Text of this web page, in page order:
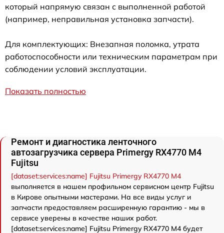
который напрямую связан с выполненной работой
(например, неправильная установка запчасти).
Для комплектующих: Внезапная поломка, утрата
работоспособности или техническим параметрам при
соблюдении условий эксплуатации.
Показать полностью
Ремонт и диагностика ленточного
автозагрузчика сервера Primergy RX4770 M4
Fujitsu
[dataset:services:name] Fujitsu Primergy RX4770 M4
выполняется в нашем профильном сервисном центр Fujitsu
в Кирове опытными мастерами. На все виды услуг и
запчасти предоставляем расширенную гарантию - мы в
сервисе уверены в качестве наших работ.
[dataset:services:name] Fujitsu Primergy RX4770 M4 будет